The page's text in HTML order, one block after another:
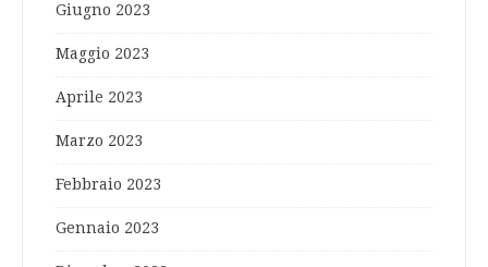
Giugno 2023
Maggio 2023
Aprile 2023
Marzo 2023
Febbraio 2023
Gennaio 2023